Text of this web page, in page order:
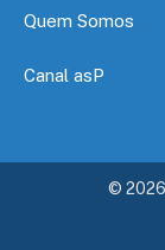
Quem Somos
Canal asP
© 2026